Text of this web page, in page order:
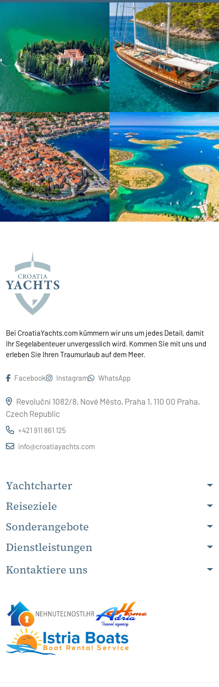
Bei CroatiaYachts.com kümmern wir uns um jedes Detail, damit
Ihr Segelabenteuer unvergesslich wird. Kommen Sie mit uns und
erleben Sie Ihren Traumurlaub auf dem Meer.
Facebook Instagram WhatsApp
Revoluční 1082/8, Nové Město, Praha 1, 110 00 Praha,
Czech Republic
+421 911 861 125
info@croatiayachts.com
Yachtcharter
Reiseziele
Sonderangebote
Dienstleistungen
Kontaktiere uns